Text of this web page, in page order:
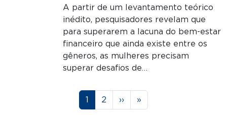
A partir de um levantamento teórico
inédito, pesquisadores revelam que
para superarem a lacuna do bem-estar
financeiro que ainda existe entre os
gêneros, as mulheres precisam
superar desafios de…
Página
1 Página
2 Próxima página
›› Última página
»